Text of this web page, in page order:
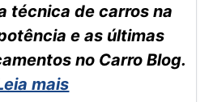
técnica de carros na
e as últimas
no Carro Blog.
mais